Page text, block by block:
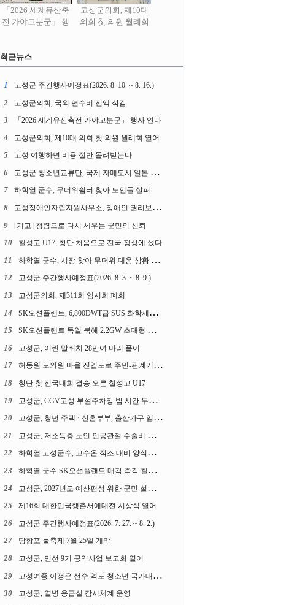
「2026 세계유산축
전 가야고분군」 행
고성군의회, 제10대
의회 첫 의원 월례회
최근뉴스
1 고성군 주간행사예정표(2026. 8. 10. ~ 8. 16.)
2 고성군의회, 국외 연수비 전액 삭감
3 「2026 세계유산축전 가야고분군」 행사 연다
4 고성군의회, 제10대 의회 첫 의원 월례회 열어
5 고성 여행하면 비용 절반 돌려받는다
6 고성군 청소년교류단, 국제 자매도시 일본 가사오카시 찾아
7 하학열 군수, 무더위쉼터 찾아 노인들 살펴
8 고성장애인자립지원사무소, 장애인 권리보장 촉구 1인 시위 벌여
9 [기고] 청렴으로 다시 세우는 군민의 신뢰
10 철성고 U17, 창단 처음으로 전국 정상에 섰다
11 하학열 군수, 시장 찾아 무더위 대응 상황 살펴
12 고성군 주간행사예정표(2026. 8. 3. ~ 8. 9.)
13 고성군의회, 제311회 임시회 폐회
14 SK오션플랜트, 6,800DWT급 SUS 화학제품운반선 2척 수주
15 SK오션플랜트 독일 북해 2.2GW 초대형 해상변전소 하부구조물 수주
16 고성군, 어린 말쥐치 28만여 마리 풀어
17 허동원 도의원 마을 진입도로 주민-관계기관과 함께 간담회 열어
18 창단 첫 전국대회 결승 오른 철성고 U17
19 고성군, CGV고성 부설주차장 밤 시간 무료 개방한다
20 고성군, 청년 주택 · 신혼부부, 출산가구 임차보증금 대출이자 지원사업 시행
21 고성군, 저소득층 노인 인공관절 수술비 지원사업 계속 추진
22 하학열 고성군수, 고수온 적조 대비 양식장 현장점검
23 하학열 군수 SK오션플랜트 매각 즉각 철회 촉구 기자회견 열어
24 고성군, 2027년도 예산편성 위한 군민 설문조사 실시
25 제16회 대한민국행촌서예대전 시상식 열어
26 고성군 주간행사예정표(2026. 7. 27. ~ 8. 2.)
27 당항포 물축제 7월 25일 개막
28 고성군, 민선 9기 공약사업 보고회 열어
29 고성여중 이정은 선수 역도 청소년 국가대표에 뽑혀
30 고성군, 열병 응급실 감시체계 운영